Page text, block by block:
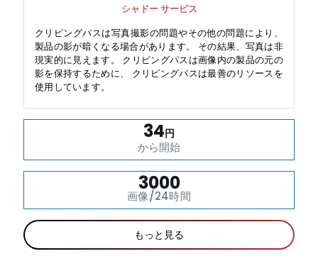
シャドー サービス
クリピングパスは写真撮影の問題やその他の問題により、
製品の影が暗くなる場合があります。 その結果、写真は非
現実的に見えます。 クリピングパスは画像内の製品の元の
影を保持するために、 クリピングパスは最善のリソースを
使用しています。
34円
から開始
3000
画像/24時間
もっと見る